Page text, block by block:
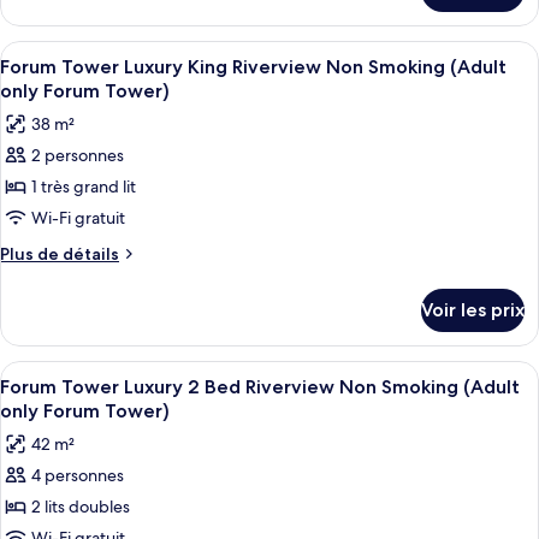
Forum
Tower)
Augustus
Tower
Deluxe
2
Bed
Non
Smoking
le
type
de
chambre
Augustus
Tower
Deluxe
Bed
Non
Afficher
toutes
les
photos
pour
ce
type
de
Tower
Luxury
King
Riverview
Non
Smoking
(Adult
only
Literie de qualité supérieure,
4
Forum Tower Luxury King Riverview Non Smoking (Adult
only Forum Tower)
38 m²
2 personnes
1 très grand lit
Wi-Fi gratuit
Plus de détails
Plus
le
type
de
chambre
Forum
Tower
Luxury
Riverview
Non
Voir les prix
Afficher
toutes
les
photos
pour
ce
Une chambre d’hôtel avec deux
4
Forum Tower Luxury 2 Bed Riverview Non Smoking (Adult
only Forum Tower)
42 m²
4 personnes
2 lits doubles